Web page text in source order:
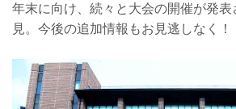
ここから何かが始
誕生する、という
『再生・回帰、
をテーマに、主
いる通常のナンバ
LANDMARKとは
年末に向け、続々と大会の開催が発
見。今後の追加情報もお見逃しなく！